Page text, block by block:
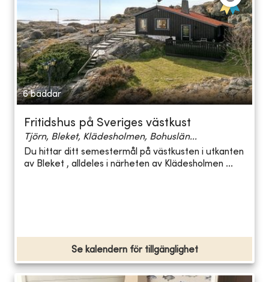
6 bäddar
Fritidshus på Sveriges västkust
Tjörn, Bleket, Klädesholmen, Bohuslän...
Du hittar ditt semestermål på västkusten i utkanten
av Bleket , alldeles i närheten av Klädesholmen ...
Se kalendern för tillgänglighet